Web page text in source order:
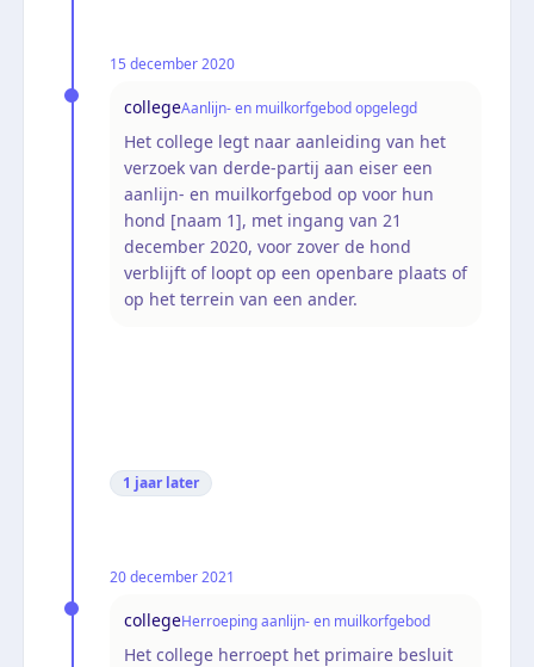
15 december 2020
collegeAanlijn- en muilkorfgebod opgelegd
Het college legt naar aanleiding van het
verzoek van derde-partij aan eiser een
aanlijn- en muilkorfgebod op voor hun
hond [naam 1], met ingang van 21
december 2020, voor zover de hond
verblijft of loopt op een openbare plaats of
op het terrein van een ander.
1 jaar later
20 december 2021
collegeHerroeping aanlijn- en muilkorfgebod
Het college herroept het primaire besluit